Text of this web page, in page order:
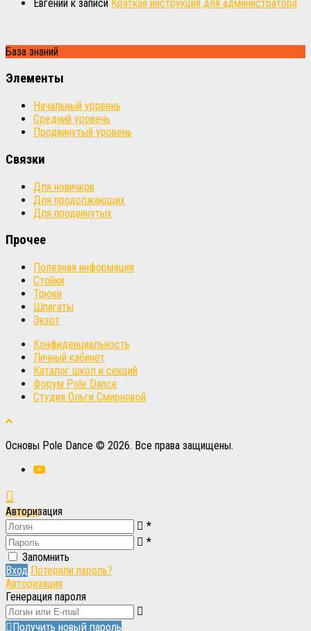
Евгений к записи Краткая инструкция для администратора
База знаний
Элементы
Начальный уровень
Средний уровень
Продвинутый уровень
Связки
Для новичков
Для продолжающих
Для продвинутых
Прочее
Полезная информация
Стойки
Трюки
Шпагаты
Экзот
Конфиденциальность
Личный кабинет
Каталог школ и секций
Форум Pole Dance
Студия Ольги Смирновой
Основы Pole Dance © 2026. Все права защищены.
Главная
Вход
Вход
Авторизация
*
*
Запомнить
Вход Потеряли пароль?
Авторизация
Генерация пароля
Получить новый пароль